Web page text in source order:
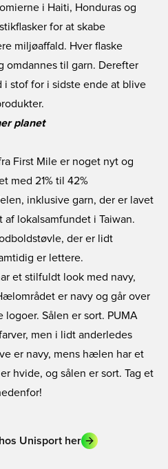
i Haiti, Honduras og
for at skabe
miljøaffald. Hver flaske
omdannes til garn. Derefter
stof for i sidste ende at blive
planet
First Mile er noget nyt og
med 21% til 42%
inklusive garn, der er lavet
lokalsamfundet i Taiwan.
der er lidt
er lettere.
et stilfuldt look med navy,
er navy og går over
Sålen er sort. PUMA
men i lidt anderledes
er navy, mens hælen har et
hvide, og sålen er sort. Tag et
Unisport her